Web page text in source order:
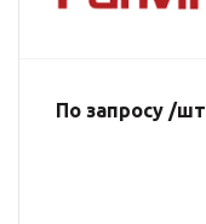
По запросу /шт